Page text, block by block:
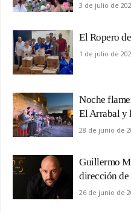
3 de julio de
El Ropero
1 de julio de
Noche
El Arrabal y
28 de junio de
Guillermo
dirección de
26 de junio de